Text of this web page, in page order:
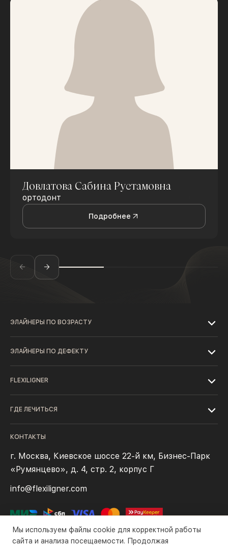
Довлатова Сабина Рустамовна
ортодонт
Подробнее
ЭЛАЙНЕРЫ ПО ВОЗРАСТУ
ЭЛАЙНЕРЫ ПО ДЕФЕКТУ
FLEXILIGNER
ГДЕ ЛЕЧИТЬСЯ
КОНТАКТЫ
г. Москва, Киевское шоссе 22-й км, Бизнес-Парк
«Румянцево», д. 4, стр. 2, корпус Г
info@flexiligner.com
Мы используем файлы cookie для корректной работы
сайта и анализа посещаемости. Продолжая